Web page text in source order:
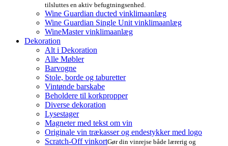
tilsluttes en aktiv befugtningsenhed.
Wine Guardian ducted vinklimaanlæg
Wine Guardian Single Unit vinklimaanlæg
WineMaster vinklimaanlæg
Dekoration
Alt i Dekoration
Alle Møbler
Barvogne
Stole, borde og taburetter
Vintønde barskabe
Beholdere til korkpropper
Diverse dekoration
Lysestager
Magneter med tekst om vin
Originale vin trækasser og endestykker med logo
Scratch-Off vinkortGør din vinrejse både lærerig og